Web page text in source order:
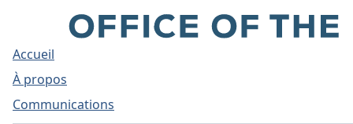
Accueil
À propos
Communications